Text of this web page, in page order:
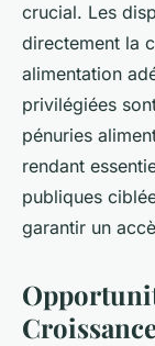
crucial. Les
directement la
alimentation
privilégiées
pénuries
rendant
publiques
garantir un